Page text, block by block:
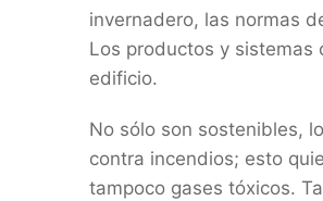
invernadero, las normas
Los productos y sistemas
edificio.
No sólo son sostenibles,
contra incendios; esto
tampoco gases tóxicos.